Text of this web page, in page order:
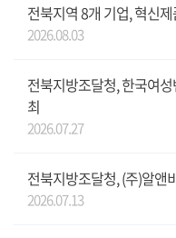
전북지역 8개 기업, 혁신
2026.08.03
전북지방조달청, 한국여
최
2026.07.27
전북지방조달청, (주)알앤
2026.07.13